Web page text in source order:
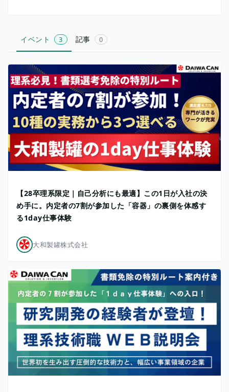
イベント 3 記事 0
【28卒理系限定｜自己分析にも最適】この1日が入社の決
め手に。内定者の7割が参加した「容器」の裏側を体感す
る1day仕事体験
大和製罐株式会社